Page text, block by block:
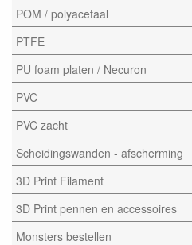
POM / polyacetaal
PTFE
PU foam platen / Necuron
PVC
PVC zacht
Scheidingswanden - afscherming
3D Print Filament
3D Print pennen en accessoires
Monsters bestellen